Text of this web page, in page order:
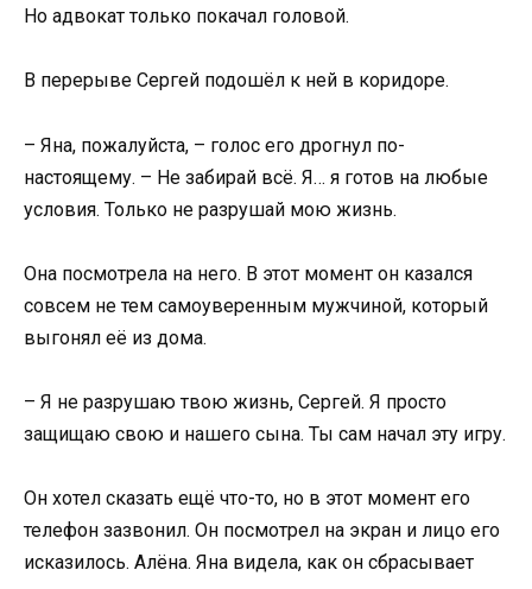
Но адвокат только покачал головой.
В перерыве Сергей подошёл к ней в коридоре.
– Яна, пожалуйста, – голос его дрогнул по-
настоящему. – Не забирай всё. Я… я готов на любые
условия. Только не разрушай мою жизнь.
Она посмотрела на него. В этот момент он казался
совсем не тем самоуверенным мужчиной, который
выгонял её из дома.
– Я не разрушаю твою жизнь, Сергей. Я просто
защищаю свою и нашего сына. Ты сам начал эту игру.
Он хотел сказать ещё что-то, но в этот момент его
телефон зазвонил. Он посмотрел на экран и лицо его
исказилось. Алёна. Яна видела, как он сбрасывает